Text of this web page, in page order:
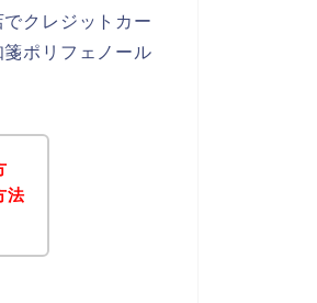
クレジットカー
ポリフェノール
法